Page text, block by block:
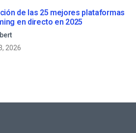
de las 25 mejores plataformas
en directo en 2025
2026